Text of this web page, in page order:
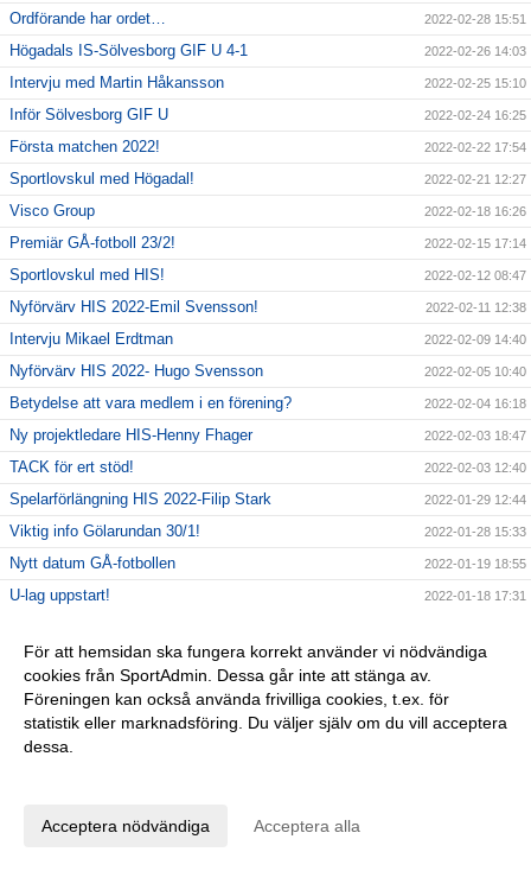
Ordförande har ordet… 2022-02-28 15:51
Högadals IS-Sölvesborg GIF U 4-1 2022-02-26 14:03
Intervju med Martin Håkansson 2022-02-25 15:10
Inför Sölvesborg GIF U 2022-02-24 16:25
Första matchen 2022! 2022-02-22 17:54
Sportlovskul med Högadal! 2022-02-21 12:27
Visco Group 2022-02-18 16:26
Premiär GÅ-fotboll 23/2! 2022-02-15 17:14
Sportlovskul med HIS! 2022-02-12 08:47
Nyförvärv HIS 2022-Emil Svensson! 2022-02-11 12:38
Intervju Mikael Erdtman 2022-02-09 14:40
Nyförvärv HIS 2022- Hugo Svensson 2022-02-05 10:40
Betydelse att vara medlem i en förening? 2022-02-04 16:18
Ny projektledare HIS-Henny Fhager 2022-02-03 18:47
TACK för ert stöd! 2022-02-03 12:40
Spelarförlängning HIS 2022-Filip Stark 2022-01-29 12:44
Viktig info Gölarundan 30/1! 2022-01-28 15:33
Nytt datum GÅ-fotbollen 2022-01-19 18:55
U-lag uppstart! 2022-01-18 17:31
Tack våra sponsorer! 2022-01-14 11:30
Nya restriktioner från 14/1! 2022-01-13 14:02
Uppstart 2022 2022-01-12 16:48
BingoLotto säsongsstart!
BingoLotto Nyårsbingo
För att hemsidan ska fungera korrekt använder vi nödvändiga
cookies från SportAdmin. Dessa går inte att stänga av.
Föreningen kan också använda frivilliga cookies, t.ex. för
statistik eller marknadsföring. Du väljer själv om du vill acceptera
dessa.
Acceptera nödvändiga Acceptera alla